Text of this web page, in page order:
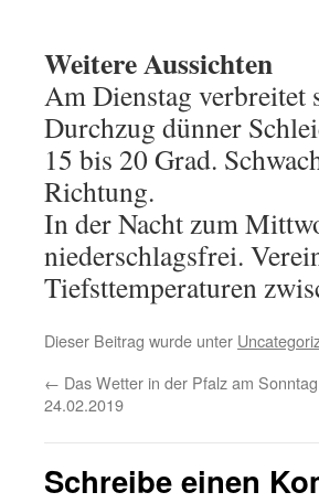
Weitere Aussichten
Am Dienstag verbreitet
Durchzug dünner
15 bis 20 Grad.
Richtung.
In der Nacht zum
niederschlagsfrei.
Tiefsttemperaturen
Dieser Beitrag wurde unter
← Das Wetter in der Pfalz am Sonntag
24.02.2019
Schreibe einen